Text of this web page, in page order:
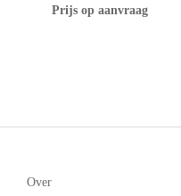
Prijs op aanvraag
Over